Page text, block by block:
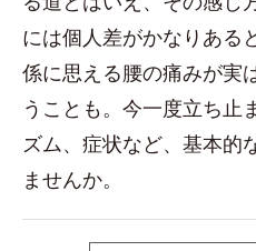
には個人差がかなりある
係に思える腰の痛みが実
うことも。今一度立ち止
ズム、症状など、基本的
ませんか。